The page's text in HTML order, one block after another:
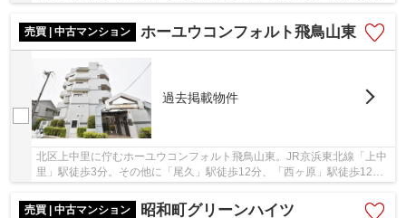
売買 | 中古マンション
ホーユウコンフォルト飛鳥山東
過去掲載物件
北区上中里に佇むホーユウコンフォルト飛鳥山東。JR京浜東北線「上中
里」駅徒歩3分。その他に「尾久」駅徒歩12分、「西ヶ原」駅徒歩12分
で利用可能で利便性の良い立地です。周辺にはス...
売買 | 中古マンション
昭和町グリーンハイツ